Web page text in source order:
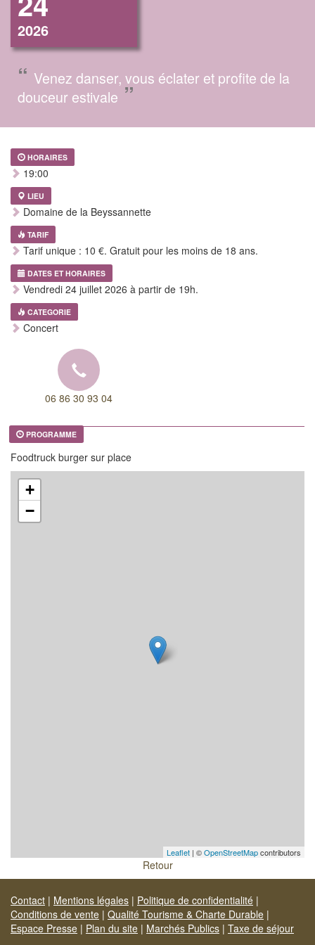
2026
“ Venez danser, vous éclater et profite de la
douceur estivale”
HORAIRES
19:00
LIEU
Domaine de la Beyssannette
TARIF
Tarif unique : 10 €. Gratuit pour les moins de 18 ans.
DATES ET HORAIRES
Vendredi 24 juillet 2026 à partir de 19h.
CATEGORIE
Concert
06 86 30 93 04
PROGRAMME
Foodtruck burger sur place
+
−
Leaflet | ©OpenStreetMapcontributors
Retour
Contact | Mentions légales | Politique de confidentialité |
Conditions de vente | Qualité Tourisme & Charte Durable |
Espace Presse | Plan du site | Marchés Publics | Taxe de séjour